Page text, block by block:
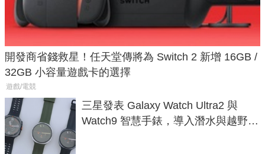
開發商省錢救星！任天堂傳將為 Switch 2 新增 16GB /
32GB 小容量遊戲卡的選擇
遊戲/電競
三星發表 Galaxy Watch Ultra2 與
Watch9 智慧手錶，導入潛水與越野跑